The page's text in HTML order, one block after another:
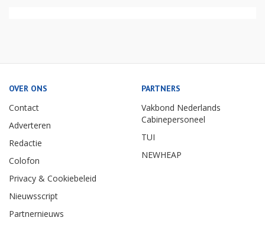
OVER ONS
Contact
Adverteren
Redactie
Colofon
Privacy & Cookiebeleid
Nieuwsscript
Partnernieuws
PARTNERS
Vakbond Nederlands
Cabinepersoneel
TUI
NEWHEAP